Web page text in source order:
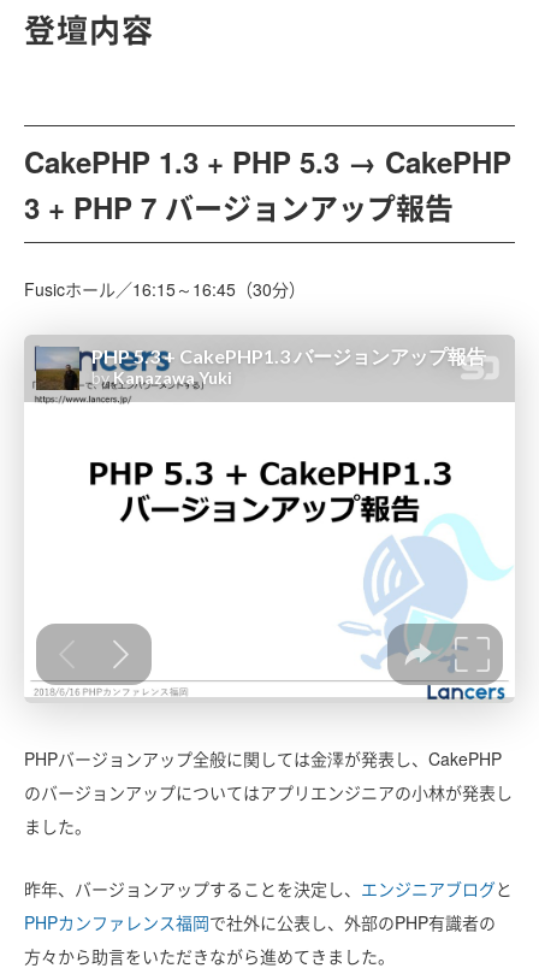
登壇内容
CakePHP 1.3 + PHP 5.3 → CakePHP
3 + PHP 7 バージョンアップ報告
Fusicホール／16:15～16:45（30分）
PHPバージョンアップ全般に関しては金澤が発表し、CakePHP
のバージョンアップについてはアプリエンジニアの小林が発表し
ました。
昨年、バージョンアップすることを決定し、 エンジニアブログと
PHPカンファレンス福岡で社外に公表し、外部のPHP有識者の
方々から助言をいただきながら進めてきました。